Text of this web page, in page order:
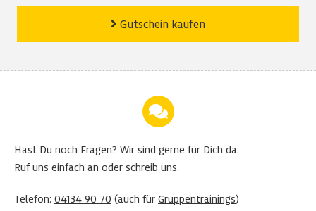
Gutschein kaufen
Hast Du noch Fragen? Wir sind gerne für Dich da.
Ruf uns einfach an oder schreib uns.
Telefon: 04134 90 70 (auch für Gruppentrainings)